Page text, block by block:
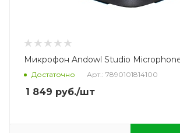
Микрофон Andowl Studio
Достаточно Арт.: 7890101814100
1 849 руб./шт